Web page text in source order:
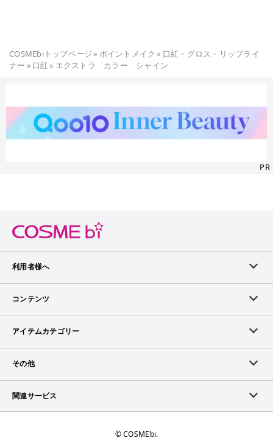
COSMEbiトップページ» ポイントメイク » 口紅・グロス・リップライ
ナー » 口紅» エクストラ カラー シャイン
PR
利用者様へ
メンバーログイン
メンバー会員について
アイテム掲載リクエスト
コンテンツ
ランキング
ブランドから探す
ピックアップ特集
アイテムカテゴリー
スキンケア
その他
お問い合わせ（ブランド様）
関連サービス
©︎ COSMEbi.